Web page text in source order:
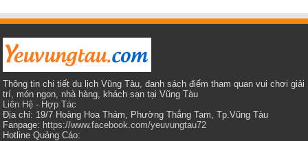
Thông tin chi tiết du lịch Vũng Tàu, danh sách điểm tham quan vui chơi giải
trí, món ngon, nhà hàng, khách sạn tại Vũng Tàu
Liên Hệ - Hợp Tác
Địa chỉ: 19/7 Hoàng Hoa Thám, Phường Thắng Tam, Tp.Vũng Tàu
Fanpage: https://www.facebook.com/yeuvungtau72
Hotline Quảng Cáo: